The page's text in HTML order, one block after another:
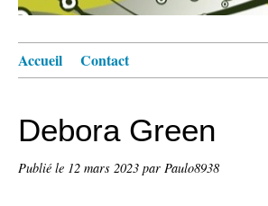
Accueil Contact
Debora Green
Publié le 12 mars 2023 par Paulo8938